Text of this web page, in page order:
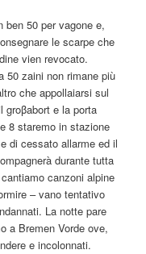
ben 50 per vagone e,
le scarpe che
vien revocato.
50 zaini non rimane più
che appollaiarsi sul
groβabort e la porta
8 staremo in stazione
di cessato allarme ed il
durante tutta
canzoni alpine
– vano tentativo
La notte pare
a Bremen Vorde ove,
e incolonnati.